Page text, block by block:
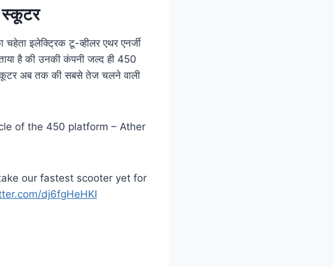
स्कूटर
इलेक्ट्रिक टू-व्हीलर एथर एनर्जी
है की उनकी कंपनी जल्द ही 450
अब तक की सबसे तेज चलने वाली
of the 450 platform – Ather
our fastest scooter yet for
dj6fgHeHKI